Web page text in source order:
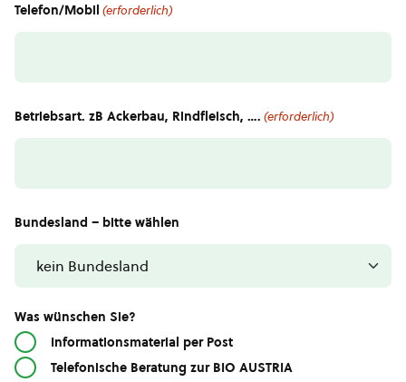
Telefon/Mobil (erforderlich)
Betriebsart. zB Ackerbau, Rindfleisch, …. (erforderlich)
Bundesland – bitte wählen
Was wünschen Sie?
Informationsmaterial per Post
Telefonische Beratung zur BIO AUSTRIA